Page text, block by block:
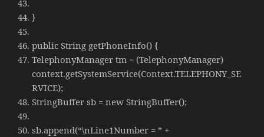
}
public String getPhoneInfo() {
TelephonyManager tm = (TelephonyManager)
context.getSystemService(Context.TELEPHONY_SE
RVICE);
StringBuffer sb = new StringBuffer();
sb.append(“\nLine1Number = ” +